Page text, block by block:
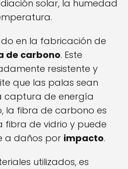
solar, la humedad
en la fabricación de
de carbono. Este
resistente y
que las palas sean
captura de energía
la fibra de carbono es
fibra de vidrio y puede
a daños por impacto.
utilizados, es